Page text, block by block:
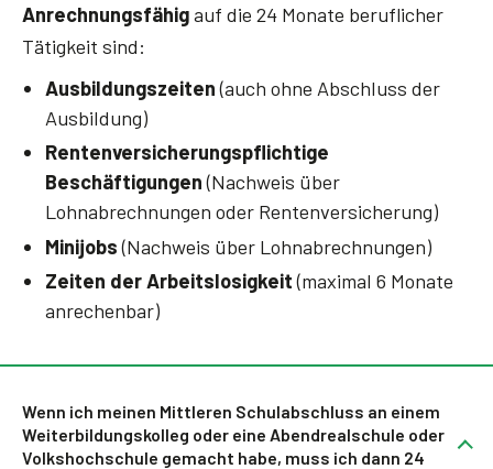
Anrechnungsfähigauf die 24 Monate beruflicher
Tätigkeit sind:
Ausbildungszeiten(auch ohne Abschluss der
Ausbildung)
Rentenversicherungspflichtige
Beschäftigungen(Nachweis über
Lohnabrechnungen oder Rentenversicherung)
Minijobs(Nachweis über Lohnabrechnungen)
Zeiten der Arbeitslosigkeit(maximal 6 Monate
anrechenbar)
Wenn ich meinen Mittleren Schulabschluss an einem
Weiterbildungskolleg oder eine Abendrealschule oder
Volkshochschule gemacht habe, muss ich dann 24